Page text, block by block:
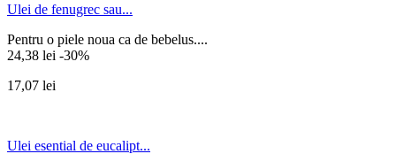
Ulei de fenugrec sau...
Pentru o piele noua ca de bebelus....
24,38 lei -30%
17,07 lei
Ulei esential de eucalipt...